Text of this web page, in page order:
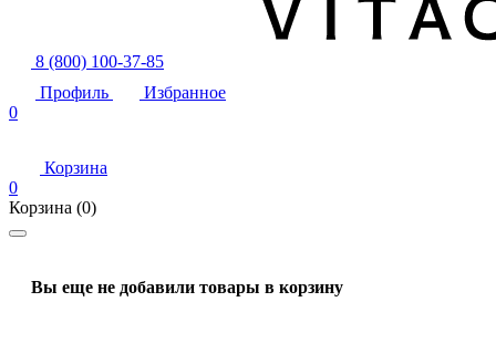
8 (800) 100-37-85
Профиль
Избранное
0
Корзина
0
Корзина (0)
Вы еще не добавили товары в корзину